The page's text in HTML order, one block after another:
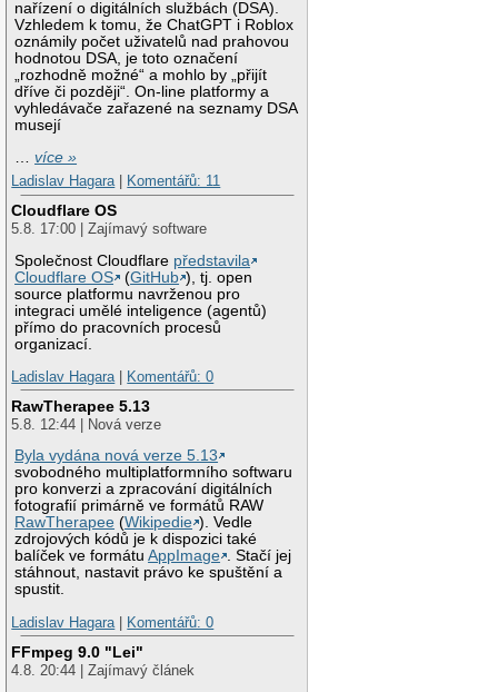
nařízení o digitálních službách (DSA).
Vzhledem k tomu, že ChatGPT i Roblox
oznámily počet uživatelů nad prahovou
hodnotou DSA, je toto označení
„rozhodně možné“ a mohlo by „přijít
dříve či později“. On-line platformy a
vyhledávače zařazené na seznamy DSA
musejí
…více »
Ladislav Hagara| Komentářů: 11
Cloudflare OS
5.8. 17:00 | Zajímavý software
Společnost Cloudflare představila
Cloudflare OS
(GitHub ), tj. open
source platformu navrženou pro
integraci umělé inteligence (agentů)
přímo do pracovních procesů
organizací.
Ladislav Hagara| Komentářů: 0
RawTherapee 5.13
5.8. 12:44 | Nová verze
Byla vydána nová verze 5.13
svobodného multiplatformního softwaru
pro konverzi a zpracování digitálních
fotografií primárně ve formátů RAW
RawTherapee (Wikipedie ). Vedle
zdrojových kódů je k dispozici také
balíček ve formátuAppImage . Stačí jej
stáhnout, nastavit právo ke spuštění a
spustit.
Ladislav Hagara| Komentářů: 0
FFmpeg 9.0 "Lei"
4.8. 20:44 | Zajímavý článek